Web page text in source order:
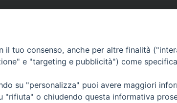
tuo consenso, anche per altre finalità
e "targeting e pubblicità") come
su "personalizza" puoi avere maggiori
o chiudendo questa informativa